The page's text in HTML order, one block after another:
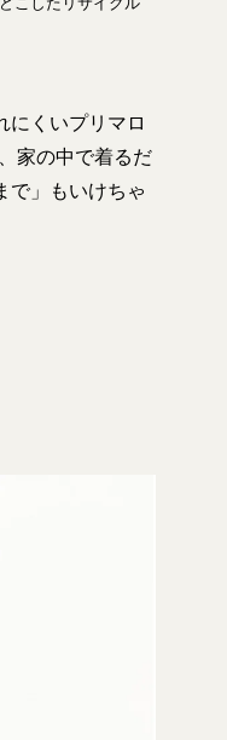
にくいプリマロ
家の中で着るだ
で」もいけちゃ